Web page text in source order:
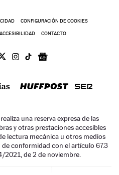
CONFIGURACIÓN DE COOKIES
ACCESIBILIDAD CONTACTO
realiza una reserva expresa de las
y otras prestaciones accesibles
lectura mecánica u otros medios
conformidad con el artículo 67.3
2021, de 2 de noviembre.